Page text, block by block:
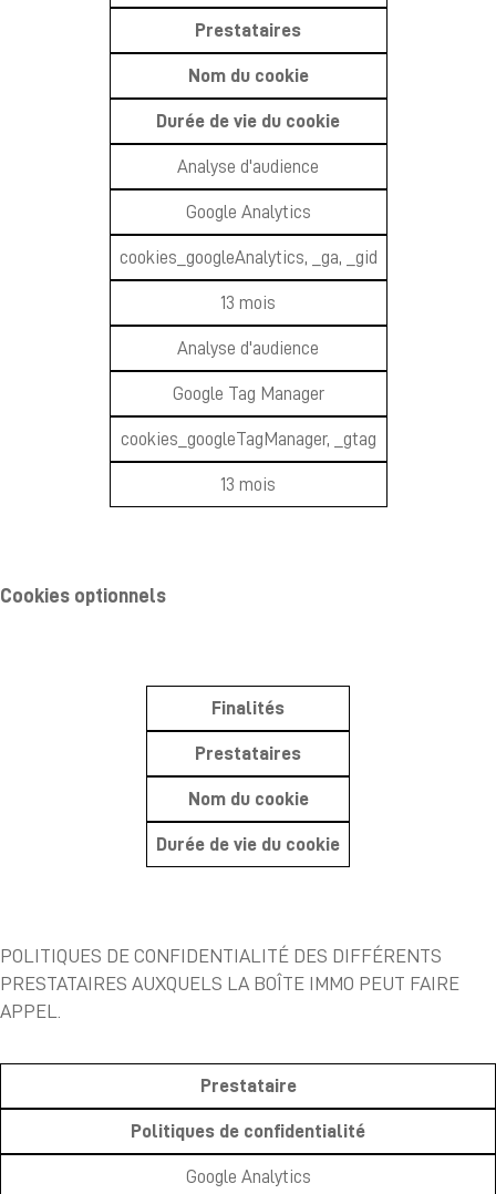
Prestataires
Nom du cookie
Durée de vie du cookie
Analyse d'audience
Google Analytics
cookies_googleAnalytics, _ga, _gid
13 mois
Analyse d'audience
Google Tag Manager
cookies_googleTagManager, _gtag
13 mois
Cookies optionnels
Finalités
Prestataires
Nom du cookie
Durée de vie du cookie
POLITIQUES DE CONFIDENTIALITÉ DES DIFFÉRENTS
PRESTATAIRES AUXQUELS LA BOÎTE IMMO PEUT FAIRE
APPEL.
Prestataire
Politiques de confidentialité
Google Analytics